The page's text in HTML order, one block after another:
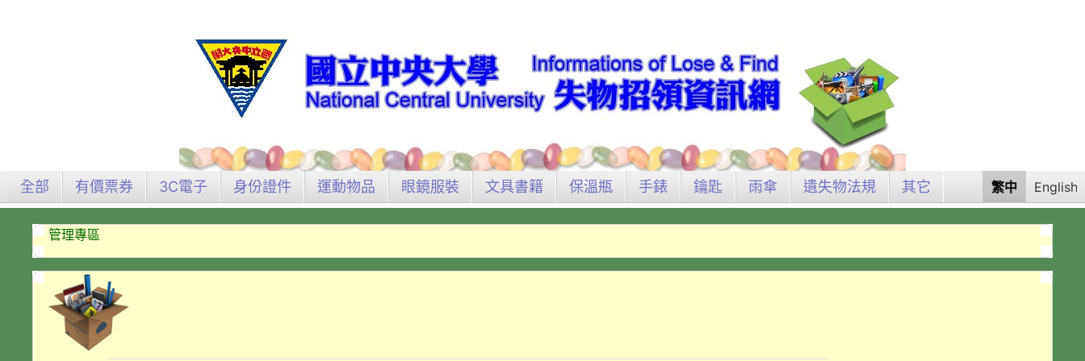
全部 有價票券 3C電子 身份證件 運動物品 眼鏡服裝 文具書籍 保溫瓶 手錶 鑰匙 雨傘 遺失物法規 其它 繁中 English
管理專區